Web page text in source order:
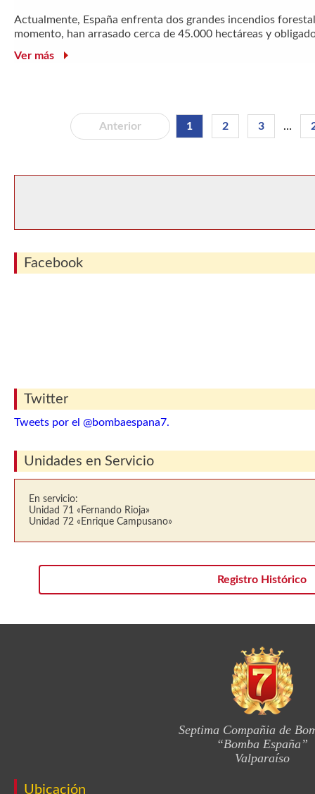
Actualmente, España enfrenta dos grandes incendios
momento, han arrasado cerca de 45.000 hectáreas y
Ver más
Anterior 1 2 3 …
Facebook
Twitter
Tweets por el @bombaespana7.
Unidades en Servicio
En servicio:
Unidad 71 «Fernando Rioja»
Unidad 72 «Enrique Campusano»
Registro Histórico
Septima Compañia de
“Bomba España”
Valparaíso
Ubicación